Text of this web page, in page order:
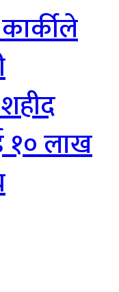
१० लाख